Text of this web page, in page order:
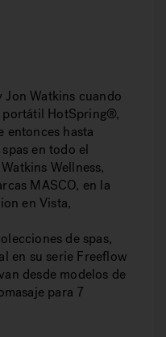
Watkins cuando
portátil HotSpring®,
entonces hasta
en todo el
Wellness,
MASCO, en la
en Vista,
de spas,
en su serie Freeflow
desde modelos de
para 7